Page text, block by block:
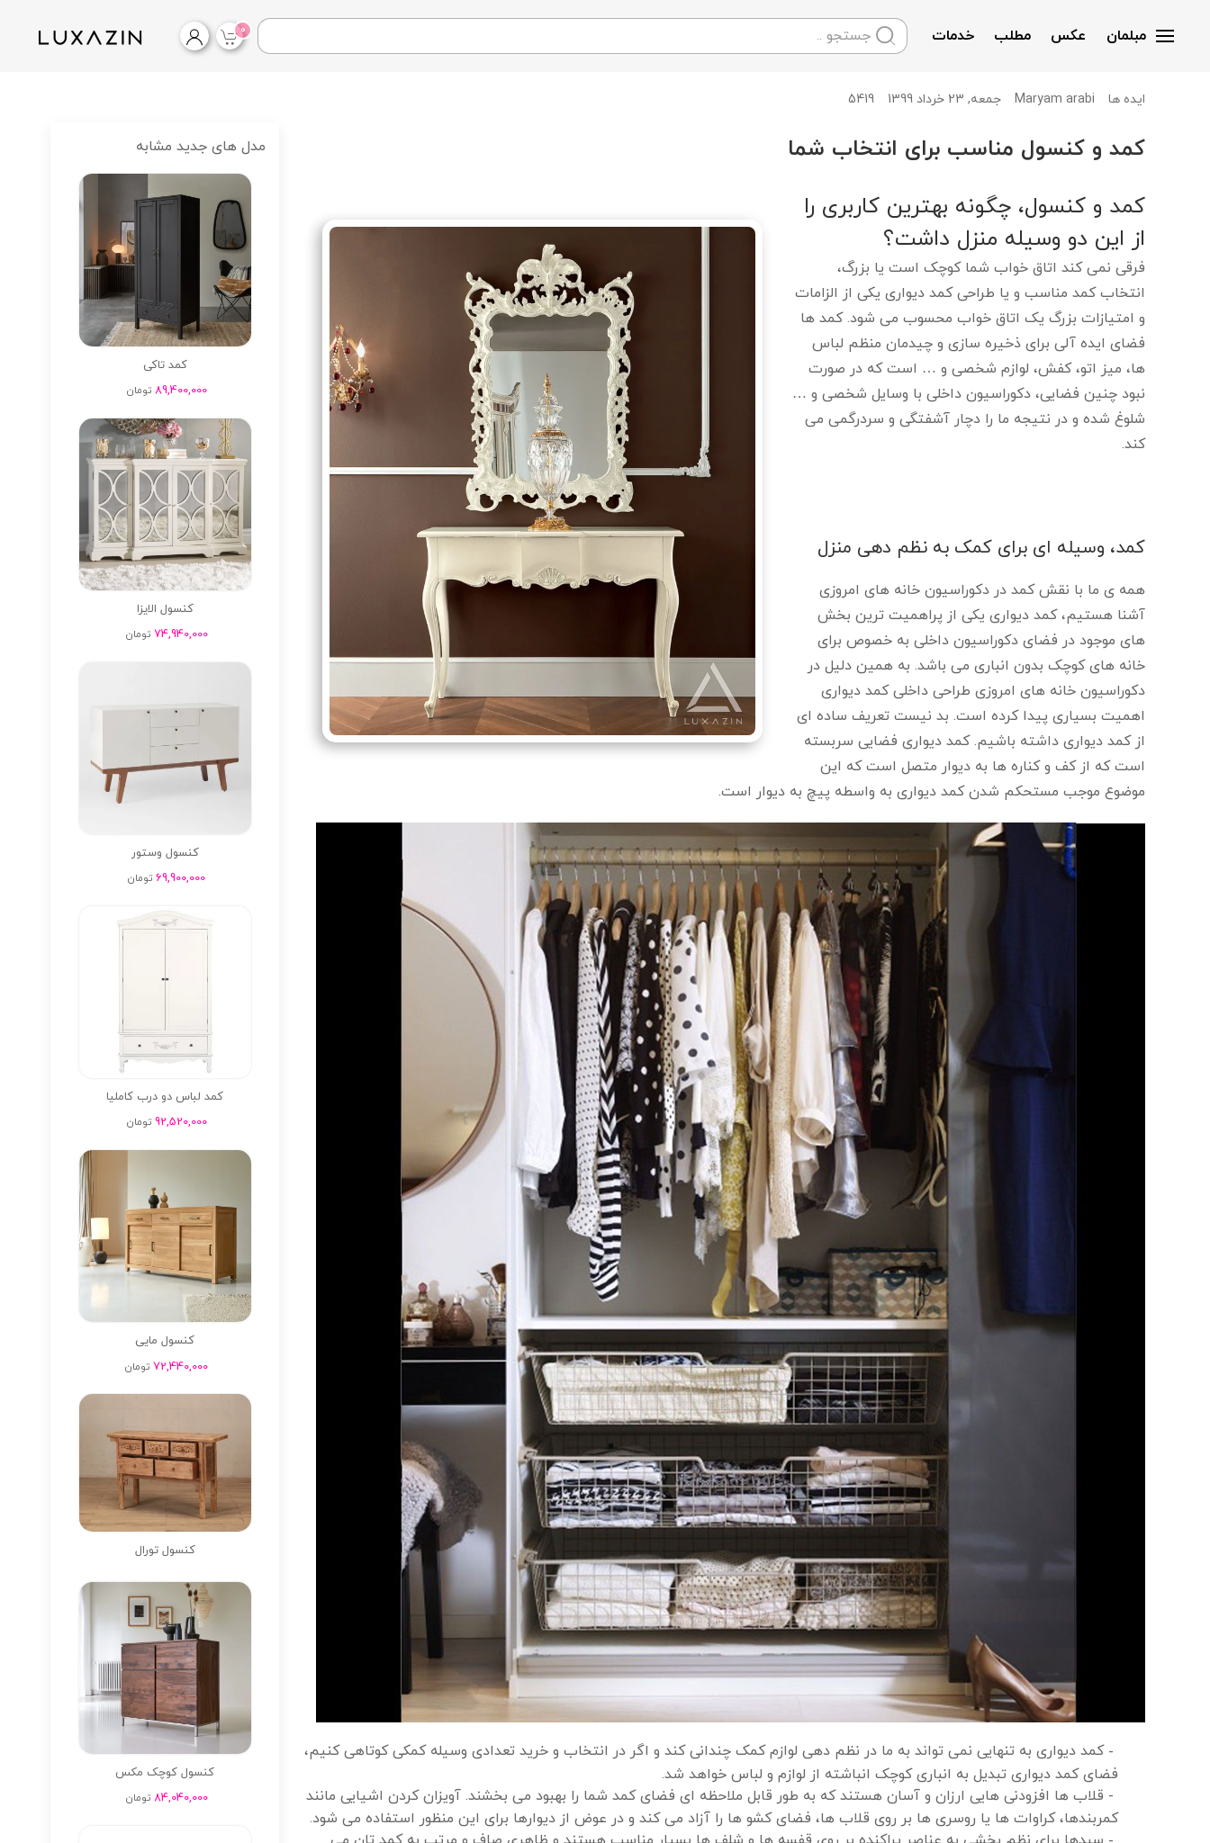
مبلمان عکس مطلب خدمات 0
ایده ها Maryam arabi جمعه, 23 خرداد 1399 5419
کمد و کنسول مناسب برای انتخاب شما
کمد و کنسول، چگونه بهترین کاربری را
از این دو وسیله منزل داشت؟
فرقی نمی کند اتاق خواب شما کوچک است یا بزرگ،
انتخاب کمد مناسب و یا طراحی کمد دیواری یکی از الزامات
و امتیازات بزرگ یک اتاق خواب محسوب می شود. کمد ها
فضای ایده آلی برای ذخیره سازی و چیدمان منظم لباس
ها، میز اتو، کفش، لوازم شخصی و … است که در صورت
نبود چنین فضایی، دکوراسیون داخلی با وسایل شخصی و …
شلوغ شده و در نتیجه ما را دچار آشفتگی و سردرگمی می
کند.
کمد، وسیله ای برای کمک به نظم دهی منزل
همه ی ما با نقش کمد در دکوراسیون خانه های امروزی
آشنا هستیم، کمد دیواری یکی از پراهمیت ترین بخش
های موجود در فضای دکوراسیون داخلی به خصوص برای
خانه های کوچک بدون انباری می باشد. به همین دلیل در
دکوراسیون خانه های امروزی طراحی داخلی کمد دیواری
اهمیت بسیاری پیدا کرده است. بد نیست تعریف ساده ای
از کمد دیواری داشته باشیم. کمد دیواری فضایی سربسته
است که از کف و کناره ها به دیوار متصل است که این
موضوع موجب مستحکم شدن کمد دیواری به واسطه پیچ به دیوار است.
کمد دیواری به تنهایی نمی تواند به ما در نظم دهی لوازم کمک چندانی کند و اگر در انتخاب و خرید تعدادی وسیله کمکی کوتاهی کنیم،
فضای کمد دیواری تبدیل به انباری کوچک انباشته از لوازم و لباس خواهد شد.
قلاب ها افزودنی هایی ارزان و آسان هستند که به طور قابل ملاحظه ای فضای کمد شما را بهبود می بخشند. آویزان کردن اشیایی مانند
کمربندها، کراوات ها یا روسری ها بر روی قلاب ها، فضای کشو ها را آزاد می کند و در عوض از دیوارها برای این منظور استفاده می شود.
مدل های جدید مشابه
کمد تاکی
89,400,000 تومان
کنسول الایزا
74,940,000 تومان
کنسول وستور
69,900,000 تومان
کمد لباس دو درب کاملیا
92,520,000 تومان
کنسول مایی
72,440,000 تومان
کنسول تورال
کنسول کوچک مکس
84,040,000 تومان